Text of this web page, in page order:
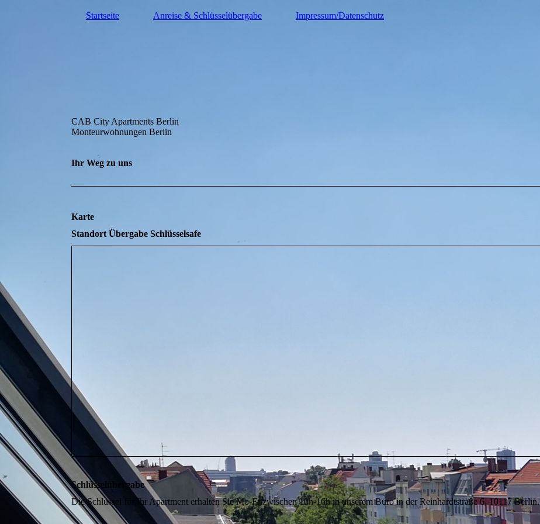
Startseite Anreise & Schlüsselübergabe Impressum/Datenschutz
CAB City Apartments Berlin
Monteurwohnungen Berlin
Ihr Weg zu uns
Karte
Standort Übergabe Schlüsselsafe
Schlüsselübergabe
Die Schlüssel für Ihr Apartment erhalten Sie Mo-Fr zwischen 10h-16h in unserem Büro in der Reinhardtstraße 6, 10117 Berlin.